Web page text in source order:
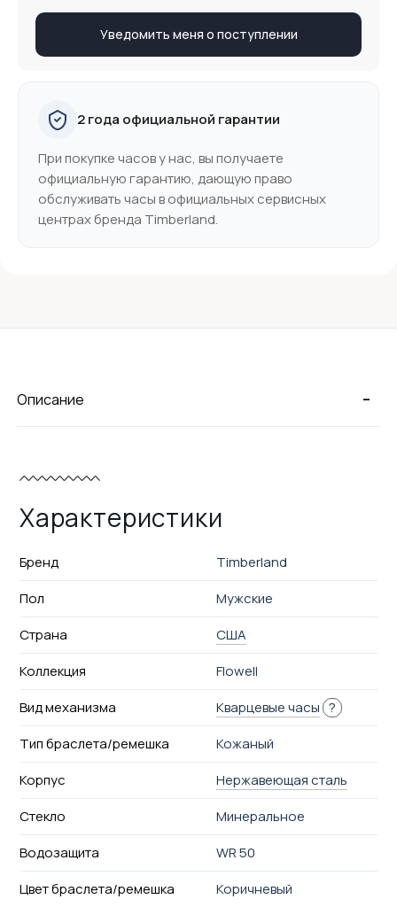
Уведомить меня о поступлении
2 года официальной гарантии
При покупке часов у нас, вы получаете
официальную гарантию, дающую право
обслуживать часы в официальных сервисных
центрах бренда Timberland.
-
Описание
Характеристики
Бренд
Timberland
Пол
Мужские
Страна
США
Коллекция
Flowell
Вид механизма
Кварцевые часы ?
Тип браслета/ремешка
Кожаный
Корпус
Нержавеющая сталь
Стекло
Минеральное
Водозащита
WR 50
Цвет браслета/ремешка
Коричневый